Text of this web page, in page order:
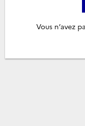
Vous n’avez